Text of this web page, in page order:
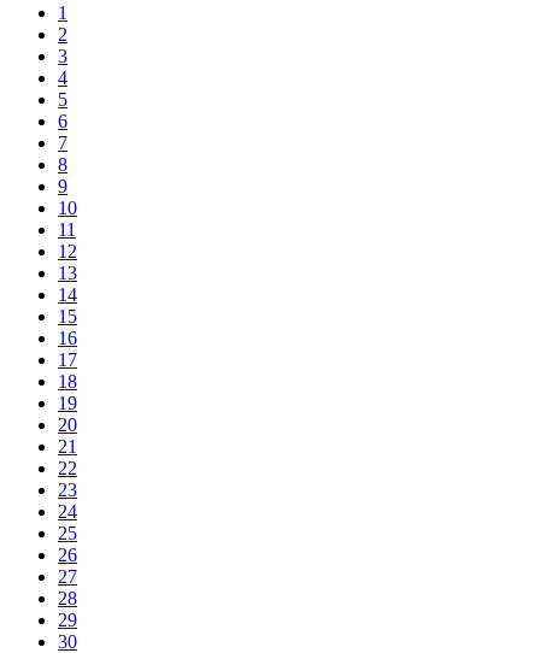
1
2
3
4
5
6
7
8
9
10
11
12
13
14
15
16
17
18
19
20
21
22
23
24
25
26
27
28
29
30